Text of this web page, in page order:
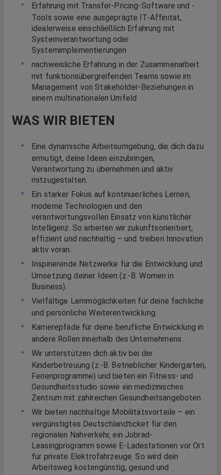
Erfahrung mit Transfer-Pricing-Software und -
Tools sowie eine ausgeprägte IT-Affinität,
idealerweise einschließlich Erfahrung mit
Systemverantwortung oder
Systemimplementierungen
nachweisliche Erfahrung in der Zusammenarbeit
mit funktionsübergreifenden Teams sowie im
Management von Stakeholder-Beziehungen in
einem multinationalen Umfeld
WAS WIR BIETEN
Eine dynamische Arbeitsumgebung, die dich dazu
ermutigt, deine Ideen einzubringen,
Verantwortung zu übernehmen und aktiv
mitzugestalten.
Ein starker Fokus auf kontinuierliches Lernen,
moderne Technologien und den
verantwortungsvollen Einsatz von künstlicher
Intelligenz. So arbeiten wir zukunftsorientiert,
effizient und nachhaltig – und treiben Innovation
aktiv voran.
Inspirierende Netzwerke für die Entwicklung und
Umsetzung deiner Ideen (z.‑B. Women in
Business).
Vielfältige Lernmöglichkeiten für deine fachliche
und persönliche Weiterentwicklung.
Karrierepfade für deine berufliche Entwicklung in
andere Rollen innerhalb des Unternehmens.
Wir unterstützen dich aktiv bei der
Kinderbetreuung (z.‑B. Betrieblicher Kindergarten,
Ferienprogramme) und bieten ein Fitness- und
Gesundheitsstudio sowie ein medizinisches
Zentrum mit zahlreichen Gesundheitsangeboten.
Wir bieten nachhaltige Mobilitätsvorteile – ein
vergünstigtes Deutschlandticket für den
regionalen Nahverkehr, ein Jobrad-
Leasingprogramm sowie E‑Ladestationen vor Ort
für private Elektrofahrzeuge. So wird dein
Arbeitsweg kostengünstig, gesund und